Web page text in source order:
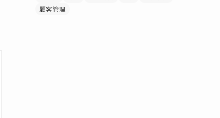
顧客管理